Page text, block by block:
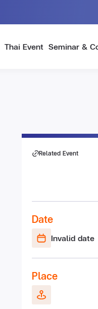
Thai Event Seminar &
Related Event
Date
Invalid date
Place